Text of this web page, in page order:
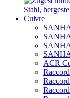
Cuivre
ACR